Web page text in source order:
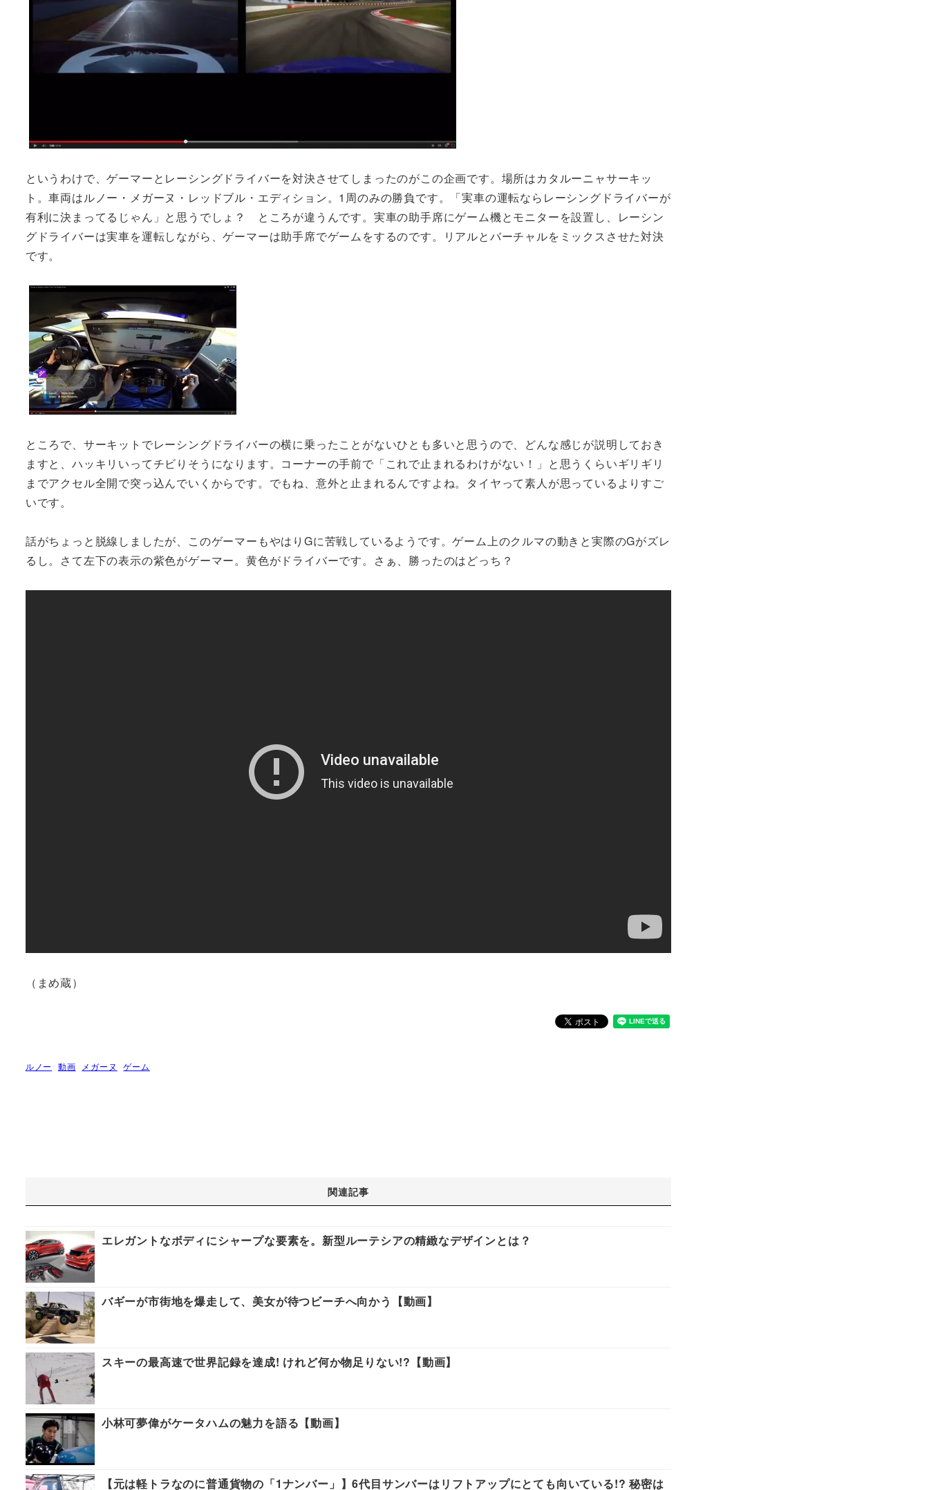
というわけで、ゲーマーとレーシングドライバーを対決させてしまったのがこの企画です。場所はカタルーニャサーキッ
ト。車両はルノー・メガーヌ・レッドブル・エディション。1周のみの勝負です。「実車の運転ならレーシングドライバーが
有利に決まってるじゃん」と思うでしょ？ ところが違うんです。実車の助手席にゲーム機とモニターを設置し、レーシン
グドライバーは実車を運転しながら、ゲーマーは助手席でゲームをするのです。リアルとバーチャルをミックスさせた対決
です。
ところで、サーキットでレーシングドライバーの横に乗ったことがないひとも多いと思うので、どんな感じが説明しておき
ますと、ハッキリいってチビりそうになります。コーナーの手前で「これで止まれるわけがない！」と思うくらいギリギリ
までアクセル全開で突っ込んでいくからです。でもね、意外と止まれるんですよね。タイヤって素人が思っているよりすご
いです。
話がちょっと脱線しましたが、このゲーマーもやはりGに苦戦しているようです。ゲーム上のクルマの動きと実際のGがズレ
るし。さて左下の表示の紫色がゲーマー。黄色がドライバーです。さぁ、勝ったのはどっち？
（まめ蔵）
ルノー 動画 メガーヌ ゲーム
関連記事
エレガントなボディにシャープな要素を。新型ルーテシアの精緻なデザインとは？
バギーが市街地を爆走して、美女が待つビーチへ向かう【動画】
スキーの最高速で世界記録を達成! けれど何か物足りない!?【動画】
小林可夢偉がケータハムの魅力を語る【動画】
【元は軽トラなのに普通貨物の「1ナンバー」】6代目サンバーはリフトアップにとても向いている!? 秘密は